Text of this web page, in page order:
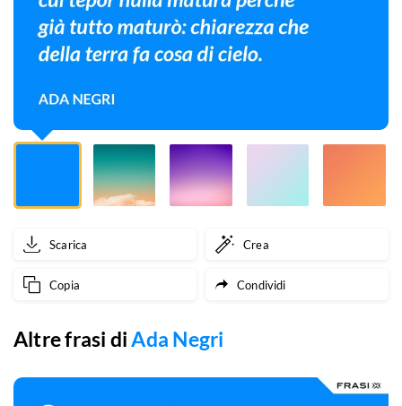
matura
perché
già
tutto
maturò:
chiarezza
che
della
fa
cosa
Scarica Crea
Copia Condividi
Altre frasi diAda Negri